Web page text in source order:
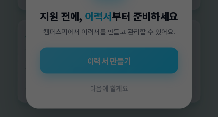
지원 전에, 이력서부터 준비하세요
캠퍼스픽에서 이력서를 만들고 관리할 수 있어요.
이력서 만들기
다음에 할게요